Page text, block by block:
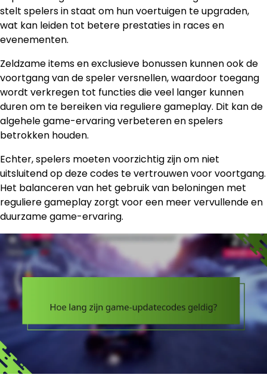
stelt spelers in staat om hun voertuigen te upgraden,
wat kan leiden tot betere prestaties in races en
evenementen.
Zeldzame items en exclusieve bonussen kunnen ook de
voortgang van de speler versnellen, waardoor toegang
wordt verkregen tot functies die veel langer kunnen
duren om te bereiken via reguliere gameplay. Dit kan de
algehele game-ervaring verbeteren en spelers
betrokken houden.
Echter, spelers moeten voorzichtig zijn om niet
uitsluitend op deze codes te vertrouwen voor voortgang.
Het balanceren van het gebruik van beloningen met
reguliere gameplay zorgt voor een meer vervullende en
duurzame game-ervaring.